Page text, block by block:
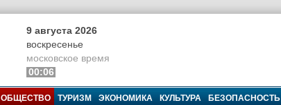
9 августа 2026
воскресенье
московское время
00:06
ОБЩЕСТВО ТУРИЗМ ЭКОНОМИКА КУЛЬТУРА БЕЗОПАСНОСТЬ